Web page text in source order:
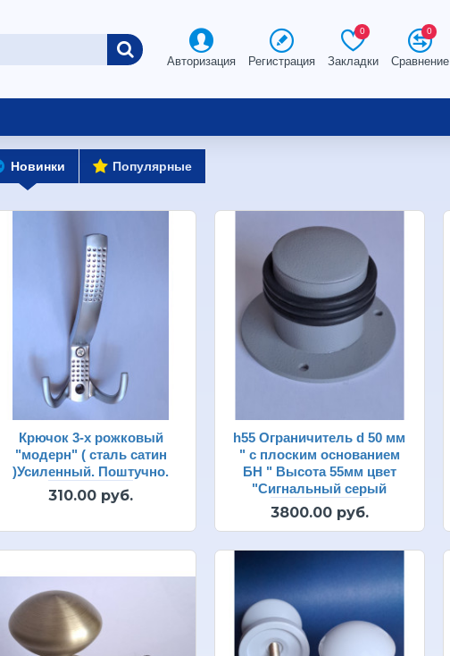
Авторизация Регистрация Закладки
0
Сравнение
0
Новинки Популярные
Крючок 3-х рожковый
"модерн" ( сталь сатин
)Усиленный. Поштучно.
310.00 руб.
h55 Ограничитель d 50 мм
" с плоским основанием
БН " Высота 55мм цвет
"Сигнальный серый
3800.00 руб.